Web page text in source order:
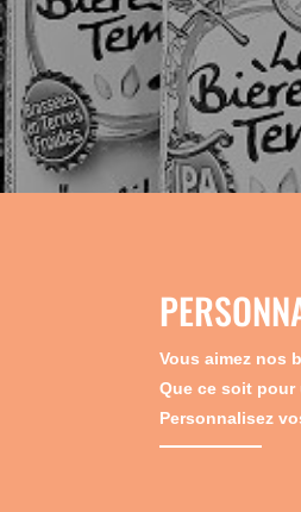
Vous aimez nos
Que ce soit pour
Personnalisez